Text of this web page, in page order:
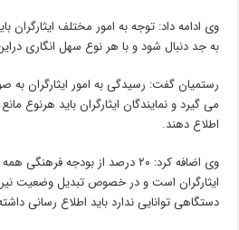
وی ادامه داد: توجه به امور مختلف ایثارگران
به جد دنبال شود و با هر نوع سهل انگاری
رستمیان گفت: رسیدگی به امور ایثارگران به
می گیرد و نمایندگان ایثارگران باید هرنوع
اطلاع دهند.
وی اضافه کرد: ۲۰ درصد از بودجه
ایثارگران است و در خصوص تبدیل وضعیت
دستگاهی توانایی ندارد باید اطلاع رسانی